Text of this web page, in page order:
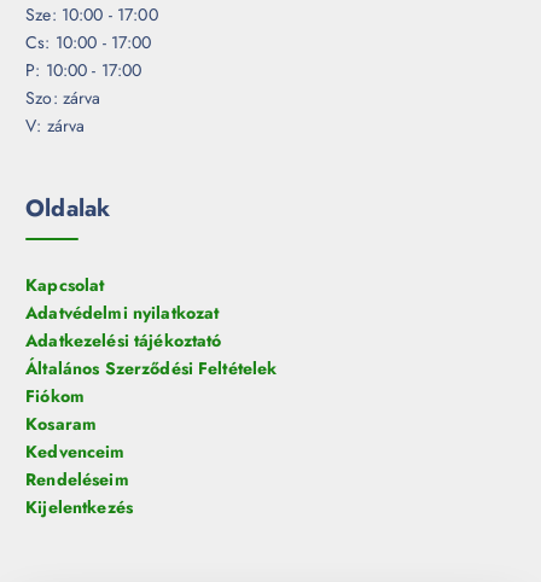
Sze: 10:00 - 17:00
Cs: 10:00 - 17:00
P: 10:00 - 17:00
Szo: zárva
V: zárva
Oldalak
Kapcsolat
Adatvédelmi nyilatkozat
Adatkezelési tájékoztató
Általános Szerződési Feltételek
Fiókom
Kosaram
Kedvenceim
Rendeléseim
Kijelentkezés